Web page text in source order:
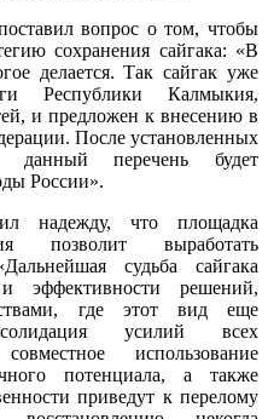
вопрос о том, чтобы
сохранения сайгака: «В
делается. Так сайгак уже
Республики Калмыкия,
и предложен к внесению в
После установленных
данный перечень будет
России».
надежду, что площадка
позволит выработать
судьба сайгака
эффективности решений,
где этот вид еще
усилий всех
использование
потенциала, а также
приведут к перелому